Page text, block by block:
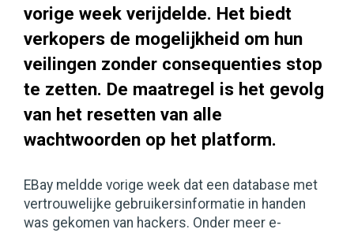
vorige week verijdelde. Het biedt
verkopers de mogelijkheid om hun
veilingen zonder consequenties stop
te zetten. De maatregel is het gevolg
van het resetten van alle
wachtwoorden op het platform.
EBay meldde vorige week dat een database met
vertrouwelijke gebruikersinformatie in handen
was gekomen van hackers. Onder meer e-